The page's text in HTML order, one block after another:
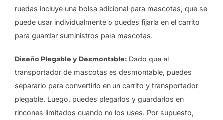
ruedas incluye una bolsa adicional para mascotas, que se
puede usar individualmente o puedes fijarla en el carrito
para guardar suministros para mascotas.
Diseño Plegable y Desmontable: Dado que el
transportador de mascotas es desmontable, puedes
separarlo para convertirlo en un carrito y transportador
plegable. Luego, puedes plegarlos y guardarlos en
rincones limitados cuando no los uses. Por supuesto,